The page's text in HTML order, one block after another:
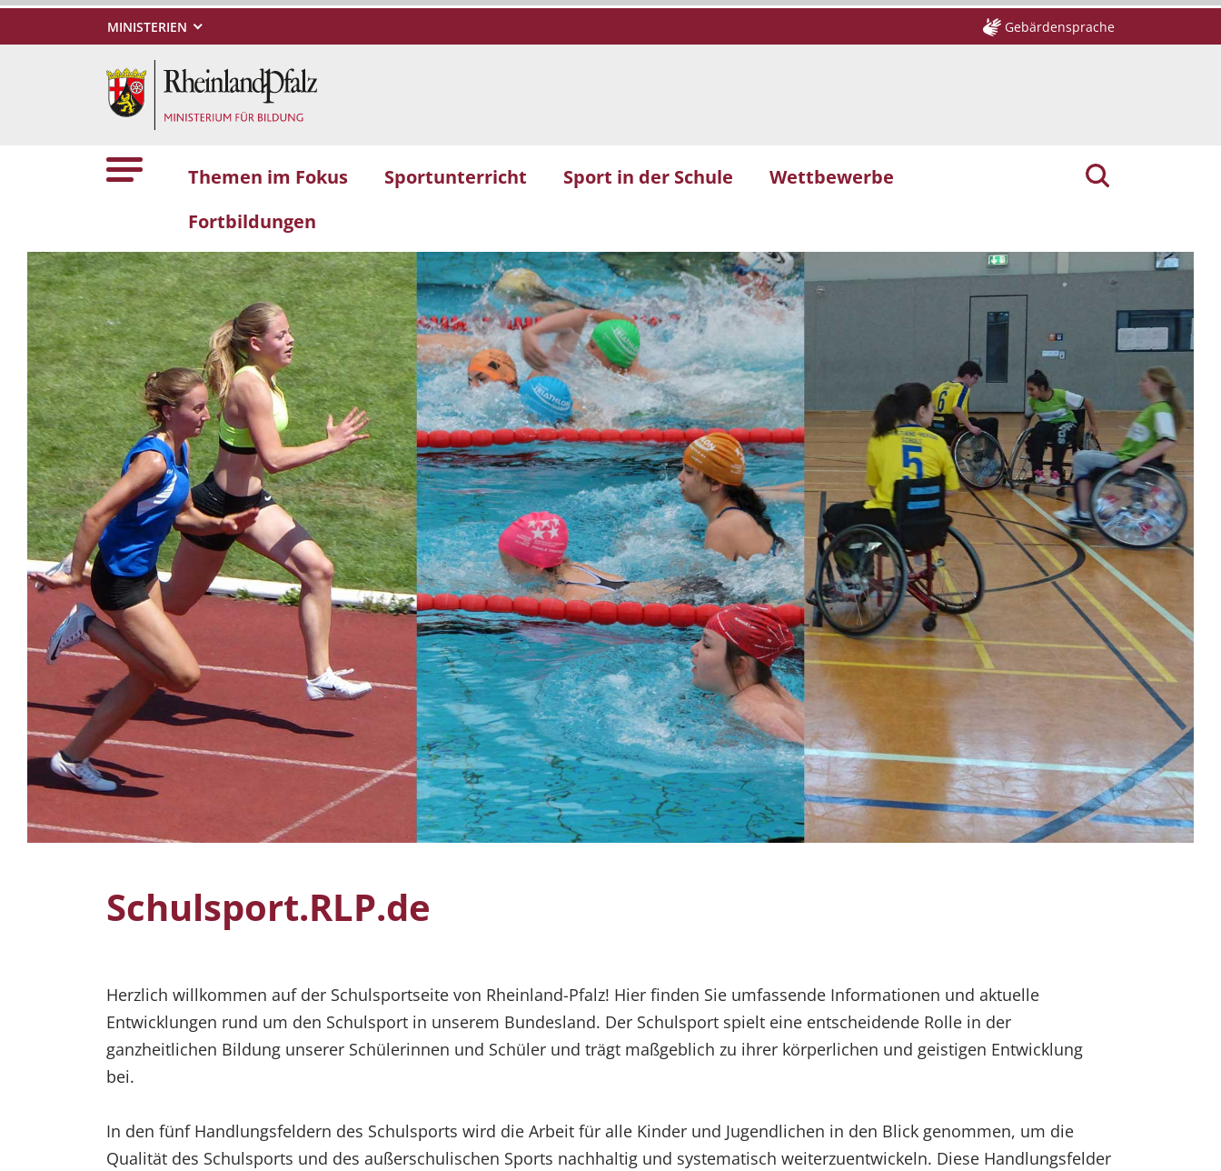
MINISTERIEN Gebärdensprache
Themen im Fokus Sportunterricht Sport in der Schule
Wettbewerbe
Fortbildungen
Schulsport.RLP.de
Herzlich willkommen auf der Schulsportseite von Rheinland-Pfalz! Hier finden Sie umfassende Informationen und aktuelle
Entwicklungen rund um den Schulsport in unserem Bundesland. Der Schulsport spielt eine entscheidende Rolle in der
ganzheitlichen Bildung unserer Schülerinnen und Schüler und trägt maßgeblich zu ihrer körperlichen und geistigen Entwicklung
bei.
In den fünf Handlungsfeldern des Schulsports wird die Arbeit für alle Kinder und Jugendlichen in den Blick genommen, um die
Qualität des Schulsports und des außerschulischen Sports nachhaltig und systematisch weiterzuentwickeln. Diese Handlungsfelder